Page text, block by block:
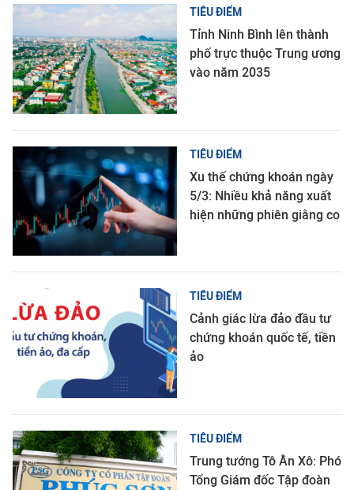
TIÊU ĐIỂM
Tỉnh Ninh Bình lên thành
phố trực thuộc Trung ương
vào năm 2035
TIÊU ĐIỂM
Xu thế chứng khoán ngày
5/3: Nhiều khả năng xuất
hiện những phiên giằng co
TIÊU ĐIỂM
Cảnh giác lừa đảo đầu tư
chứng khoán quốc tế, tiền
ảo
TIÊU ĐIỂM
Trung tướng Tô Ân Xô: Phó
Tổng Giám đốc Tập đoàn